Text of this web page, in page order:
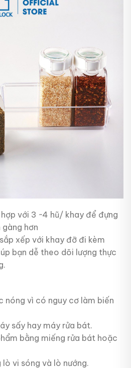
với 3 ~4 hũ/ khay để đựng
hơn
xếp với khay đỡ đi kèm
bạn dễ theo dõi lượng thực
nóng vì có nguy cơ làm biến
sấy hay máy rửa bát.
bằng miếng rửa bát hoặc
vi sóng và lò nướng.